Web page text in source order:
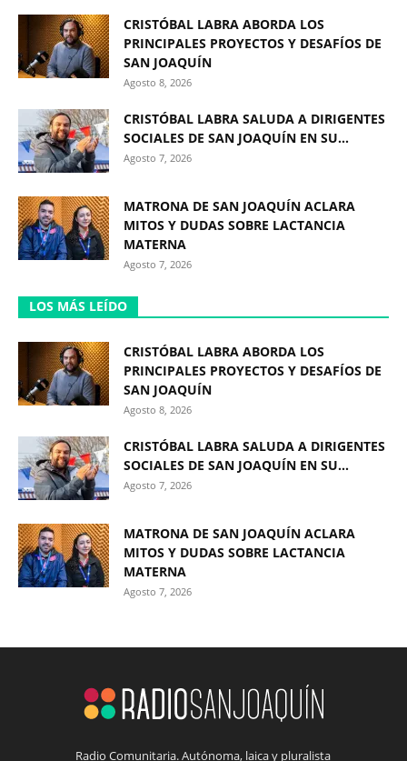
CRISTÓBAL LABRA ABORDA LOS
PRINCIPALES PROYECTOS Y DESAFÍOS DE
SAN JOAQUÍN
Agosto 8, 2026
CRISTÓBAL LABRA SALUDA A DIRIGENTES
SOCIALES DE SAN JOAQUÍN EN SU...
Agosto 7, 2026
MATRONA DE SAN JOAQUÍN ACLARA
MITOS Y DUDAS SOBRE LACTANCIA
MATERNA
Agosto 7, 2026
LOS MÁS LEÍDO
CRISTÓBAL LABRA ABORDA LOS
PRINCIPALES PROYECTOS Y DESAFÍOS DE
SAN JOAQUÍN
Agosto 8, 2026
CRISTÓBAL LABRA SALUDA A DIRIGENTES
SOCIALES DE SAN JOAQUÍN EN SU...
Agosto 7, 2026
MATRONA DE SAN JOAQUÍN ACLARA
MITOS Y DUDAS SOBRE LACTANCIA
MATERNA
Agosto 7, 2026
Radio Comunitaria. Autónoma, laica y pluralista